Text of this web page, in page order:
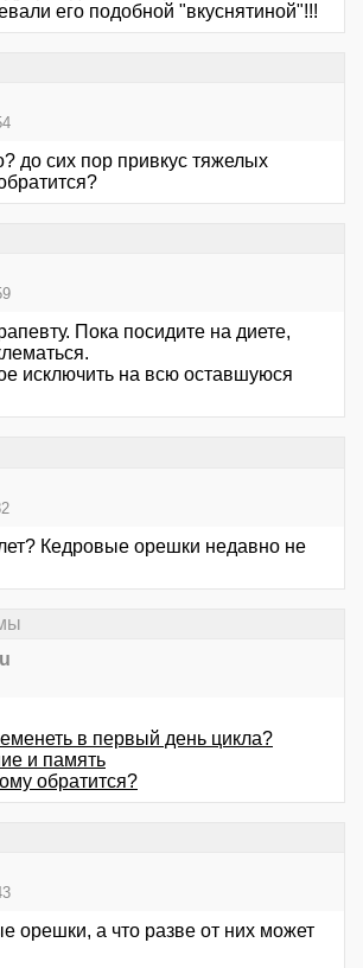
его подобной "вкуснятиной"!!!
до сих пор привкус тяжелых
Пока посидите на диете,
исключить на всю оставшуюся
Кедровые орешки недавно не
в первый день цикла?
и память
обратится?
орешки, а что разве от них может